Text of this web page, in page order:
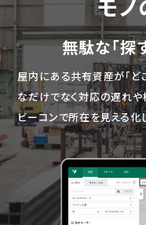
モ
無駄な「探
屋内にある共有資産が「ど
なだけでなく対応の遅れや
ビーコンで所在を見える化